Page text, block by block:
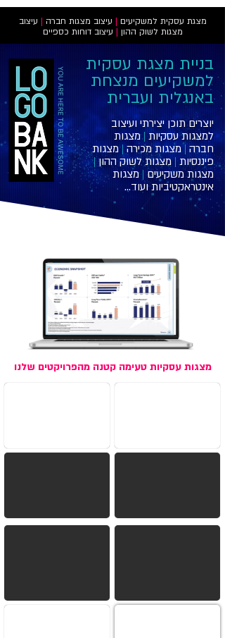
מצגת עסקית למשקיעים | עיצוב מצגות חברה | עיצוב
מצגות לשוק ההון | עיצוב דוחות כספיים
בניית מצגת עסקית
למשקיעים מנצחת
באנגלית ועברית
יוצרים תוכן יצירתי ועיצוב
למצגות עסקיות |מצגות
חברה |מצגות מכירה | מצגות
פיננסיות | מצגות לשוק ההון |
מצגות משקיעים | מצגות
אינטראקטיביותועוד...
מצגות עסקיות טעימה קטנה מהפרויקטים שלנו